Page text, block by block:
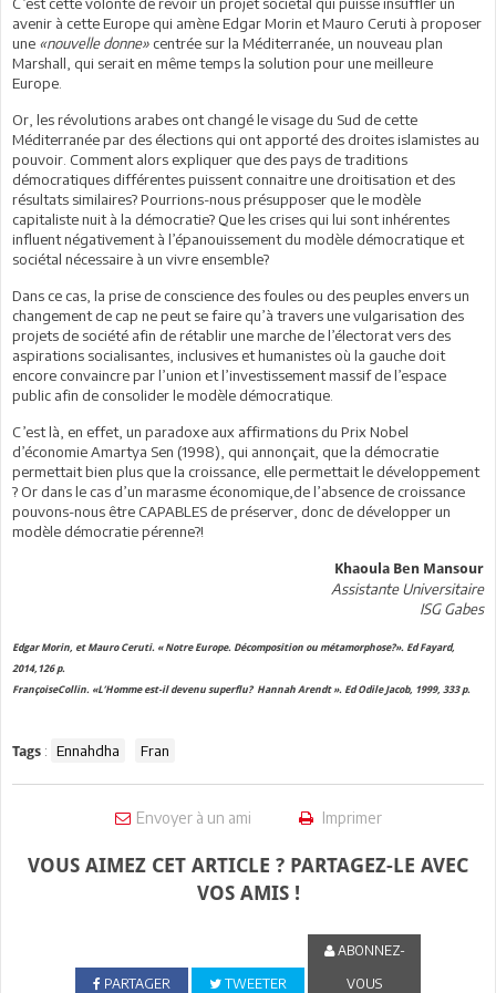
avenir à cette Europe qui amène Edgar Morin et Mauro Ceruti à proposer
une «nouvelle donne» centrée sur la Méditerranée, un nouveau plan
Marshall, qui serait en même temps la solution pour une meilleure
Europe.
Or, les révolutions arabes ont changé le visage du Sud de cette
Méditerranée par des élections qui ont apporté des droites islamistes au
pouvoir. Comment alors expliquer que des pays de traditions
démocratiques différentes puissent connaitre une droitisation et des
résultats similaires? Pourrions-nous présupposer que le modèle
capitaliste nuit à la démocratie? Que les crises qui lui sont inhérentes
influent négativement à l’épanouissement du modèle démocratique et
sociétal nécessaire à un vivre ensemble?
Dans ce cas, la prise de conscience des foules ou des peuples envers un
changement de cap ne peut se faire qu’à travers une vulgarisation des
projets de société afin de rétablir une marche de l’électorat vers des
aspirations socialisantes, inclusives et humanistes où la gauche doit
encore convaincre par l’union et l’investissement massif de l’espace
public afin de consolider le modèle démocratique.
C’est là, en effet, un paradoxe aux affirmations du Prix Nobel
d’économie Amartya Sen (1998), qui annonçait, que la démocratie
permettait bien plus que la croissance, elle permettait le développement
? Or dans le cas d’un marasme économique,de l’absence de croissance
pouvons-nous être CAPABLES de préserver, donc de développer un
modèle démocratie pérenne?!
Khaoula Ben Mansour
Assistante Universitaire
ISG Gabes
Edgar Morin, et Mauro Ceruti. « Notre Europe. Décomposition ou métamorphose?». Ed Fayard,
2014,126 p.
FrançoiseCollin. «L’Homme est-il devenu superflu? Hannah Arendt ». Ed Odile Jacob, 1999, 333 p.
Tags : Ennahdha Fran
Envoyer à un ami Imprimer
VOUS AIMEZ CET ARTICLE ? PARTAGEZ-LE AVEC
VOS AMIS !
PARTAGER TWEETER
ABONNEZ-
VOUS